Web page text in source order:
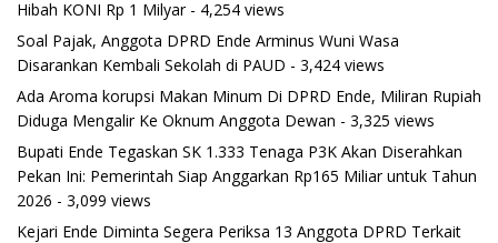
Hibah KONI Rp 1 Milyar- 4,254 views
Soal Pajak, Anggota DPRD Ende Arminus Wuni Wasa
Disarankan Kembali Sekolah di PAUD - 3,424 views
Ada Aroma korupsi Makan Minum Di DPRD Ende, Miliran Rupiah
Diduga Mengalir Ke Oknum Anggota Dewan - 3,325 views
Bupati Ende Tegaskan SK 1.333 Tenaga P3K Akan Diserahkan
Pekan Ini: Pemerintah Siap Anggarkan Rp165 Miliar untuk Tahun
2026 - 3,099 views
Kejari Ende Diminta Segera Periksa 13 Anggota DPRD Terkait